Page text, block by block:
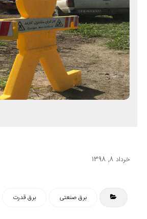
خرداد 8, 1398
برق صنعتی برق قدرت